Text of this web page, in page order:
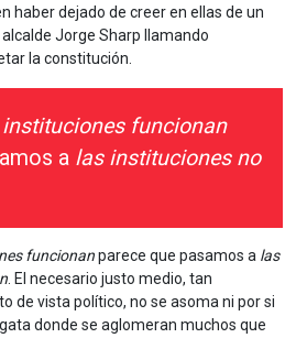
haber dejado de creer en ellas de un
Jorge Sharp llamando
la constitución.
funcionan
a las instituciones no
funcionanparece que pasamos a las
. El necesario justo medio, tan
de vista político, no se asoma ni por si
donde se aglomeran muchos que